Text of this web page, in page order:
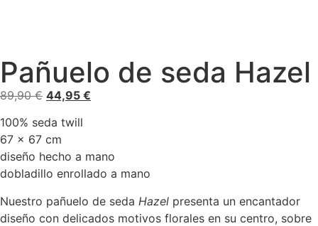
Pañuelo de seda Hazel
89,90€ 44,95 €
100% seda twill
67 x 67 cm
diseño hecho a mano
dobladillo enrollado a mano
Nuestro pañuelo de seda Hazel presenta un encantador
diseño con delicados motivos florales en su centro, sobre